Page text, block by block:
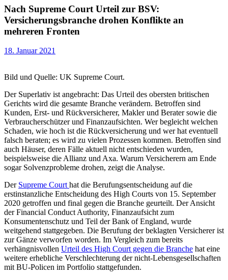
Nach Supreme Court Urteil zur BSV:
Versicherungsbranche drohen Konflikte an
mehreren Fronten
18. Januar 2021
Bild und Quelle: UK Supreme Court.
Der Superlativ ist angebracht: Das Urteil des obersten britischen
Gerichts wird die gesamte Branche verändern. Betroffen sind
Kunden, Erst- und Rückversicherer, Makler und Berater sowie die
Verbraucherschützer und Finanzaufsichten. Wer begleicht welchen
Schaden, wie hoch ist die Rückversicherung und wer hat eventuell
falsch beraten; es wird zu vielen Prozessen kommen. Betroffen sind
auch Häuser, deren Fälle aktuell nicht entschieden wurden,
beispielsweise die Allianz und Axa. Warum Versicherern am Ende
sogar Solvenzprobleme drohen, zeigt die Analyse.
Der Supreme Courthat die Berufungsentscheidung auf die
erstinstanzliche Entscheidung des High Courts von 15. September
2020 getroffen und final gegen die Branche geurteilt. Der Ansicht
der Financial Conduct Authority, Finanzaufsicht zum
Konsumentenschutz und Teil der Bank of England, wurde
weitgehend stattgegeben. Die Berufung der beklagten Versicherer ist
zur Gänze verworfen worden. Im Vergleich zum bereits
verhängnisvollen Urteil des High Court gegen die Branche hat eine
weitere erhebliche Verschlechterung der nicht-Lebensgesellschaften
mit BU-Policen im Portfolio stattgefunden.